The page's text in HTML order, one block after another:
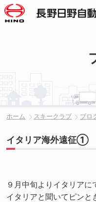
ホーム スキークラブ ブロ
イタリア海外遠征➀
９月中旬よりイタリアに
イタリアと聞いてピンと